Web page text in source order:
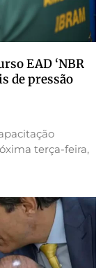
EAD ‘NBR
de pressão
terça-feira,